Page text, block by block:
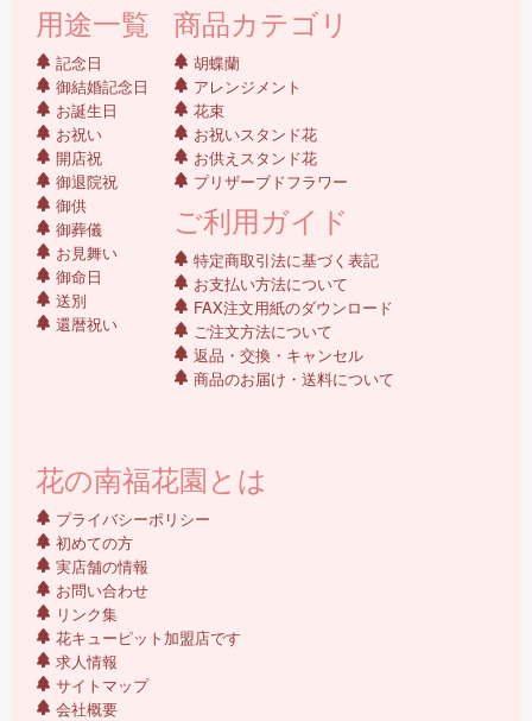
用途一覧
記念日
御結婚記念日
お誕生日
お祝い
開店祝
御退院祝
御供
御葬儀
お見舞い
御命日
送別
還暦祝い
商品カテゴリ
胡蝶蘭
アレンジメント
花束
お祝いスタンド花
お供えスタンド花
プリザーブドフラワー
ご利用ガイド
特定商取引法に基づく表記
お支払い方法について
FAX注文用紙のダウンロード
ご注文方法について
返品・交換・キャンセル
商品のお届け・送料について
花の南福花園とは
プライバシーポリシー
初めての方
実店舗の情報
お問い合わせ
リンク集
花キューピット加盟店です
求人情報
サイトマップ
会社概要